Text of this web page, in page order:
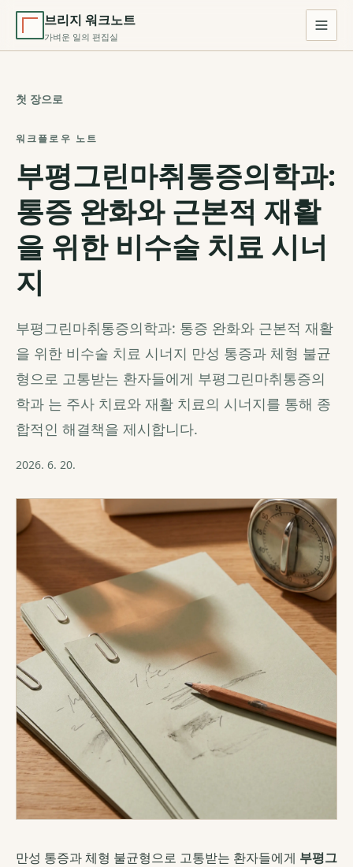
브리지 워크노트
가벼운 일의 편집실
첫 장으로
워크플로우 노트
부평그린마취통증의학과:
통증 완화와 근본적 재활
을 위한 비수술 치료 시너
지
부평그린마취통증의학과: 통증 완화와 근본적 재활
을 위한 비수술 치료 시너지 만성 통증과 체형 불균
형으로 고통받는 환자들에게 부평그린마취통증의
학과 는 주사 치료와 재활 치료의 시너지를 통해 종
합적인 해결책을 제시합니다.
2026. 6. 20.
만성 통증과 체형 불균형으로 고통받는 환자들에게 부평그